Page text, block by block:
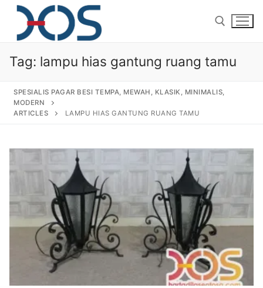
About Us
Pagar Besi Tempa Klasik
Railing Tangga Besi Tempa
Railing Balkon Besi Tempa Klasik
Gallery
Gallery Gambar Pagar Besi Tempa Mewah
Gallery Kursi Taman & Kursi Teras Besi Tempa
Articles
Tag: lampu hias gantung ruang tamu
SPESIALIS PAGAR BESI TEMPA, MEWAH, KLASIK, MINIMALIS,
MODERN
ARTICLES
LAMPU HIAS GANTUNG RUANG TAMU